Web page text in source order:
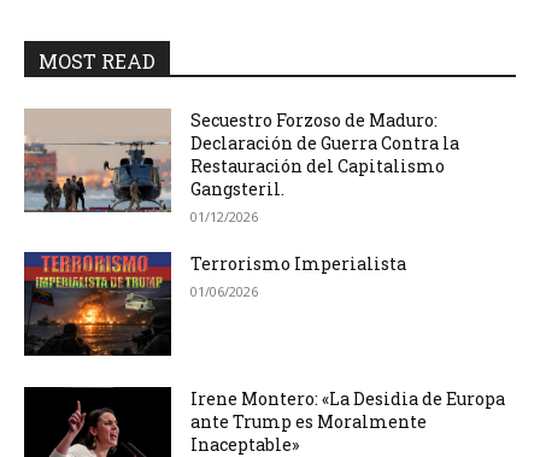
MOST READ
Secuestro Forzoso de Maduro:
Declaración de Guerra Contra la
Restauración del Capitalismo
Gangsteril.
01/12/2026
Terrorismo Imperialista
01/06/2026
Irene Montero: «La Desidia de Europa
ante Trump es Moralmente
Inaceptable»